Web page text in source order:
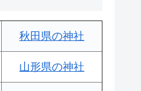
秋田県の神社
山形県の神社